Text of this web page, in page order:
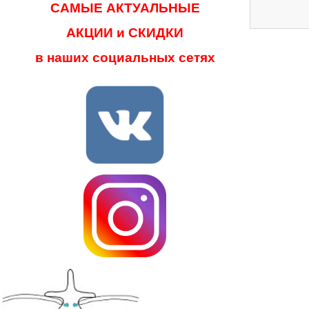
САМЫЕ АКТУАЛЬНЫЕ
АКЦИИ и СКИДКИ
в наших социальных сетях